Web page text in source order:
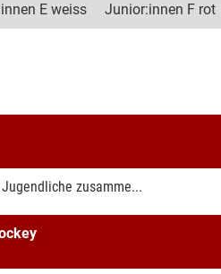
E weiss Junior:innen F rot
zusamme...